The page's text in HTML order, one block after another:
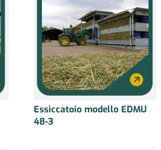
Essiccatoio modello EDMU
48-3